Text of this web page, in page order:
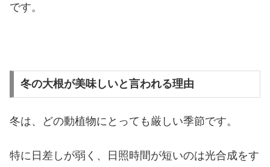
です。
冬の大根が美味しいと言われる理由
冬は、どの動植物にとっても厳しい季節です。
特に日差しが弱く、日照時間が短いのは光合成をす